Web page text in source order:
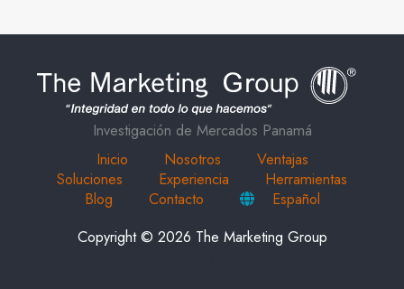
Investigación de Mercados Panamá
Inicio
Nosotros
Ventajas
Soluciones
Experiencia
Herramientas
Blog
Contacto
Español
Copyright © 2026 The Marketing Group